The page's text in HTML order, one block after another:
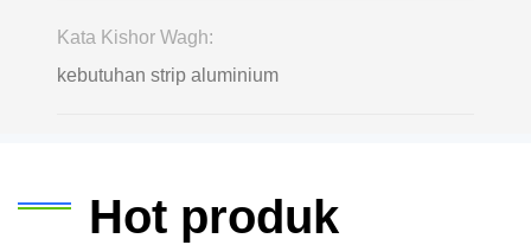
Kata Kishor Wagh:
kebutuhan strip aluminium
Hot produk